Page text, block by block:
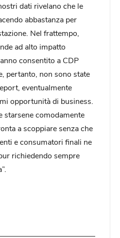
dati rivelano che le
abbastanza per
Nel frattempo,
ad alto impatto
consentito a CDP
pertanto, non sono state
eventualmente
opportunità di business.
starsene comodamente
a scoppiare senza che
e consumatori finali ne
richiedendo sempre